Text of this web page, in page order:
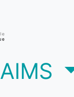
AIMS